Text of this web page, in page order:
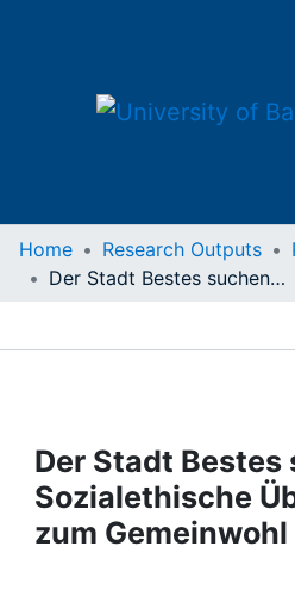
Home
Projects
People
Home Research Outputs
Der Stadt Bestes suchen. Sozialethische Überlegungen zum Gemeinwohl
Der Stadt Bestes
Sozialethische
zum Gemeinwohl